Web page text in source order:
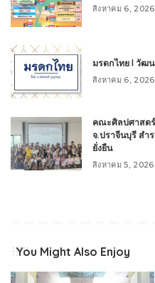
สิงหาคม 6, 2026
มรดกไทย l วัฒ
สิงหาคม 6, 2026
คณะศิลปศาสต
จ.ปราจีนบุรี สำ
ยั่งยืน
สิงหาคม 5, 2026
You Might Also Enjoy